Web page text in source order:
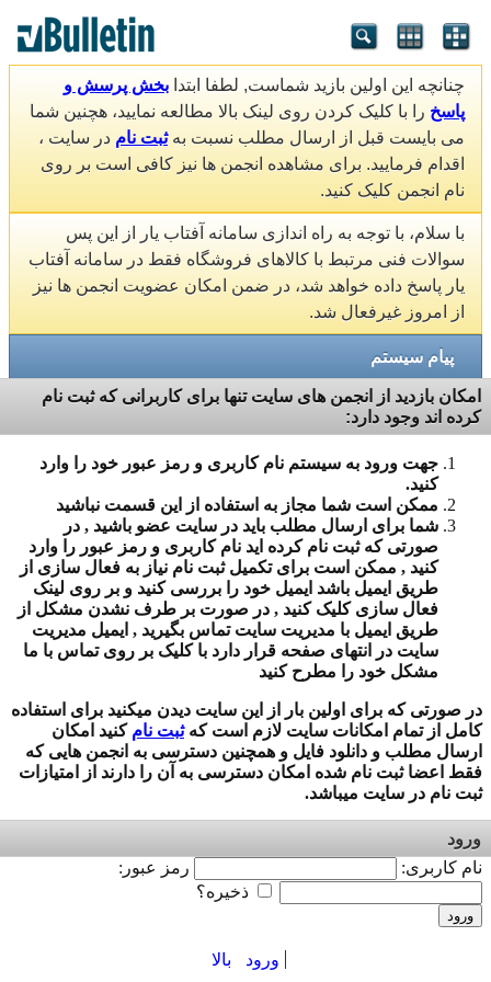
چنانچه این اولین بازید شماست, لطفا ابتدا بخش پرسش و
پاسخ را با کلیک کردن روی لینک بالا مطالعه نمایید، هچنین شما
می بایست قبل از ارسال مطلب نسبت بهثبت نام در سایت ،
اقدام فرمایید. برای مشاهده انجمن ها نیز کافی است بر روی
نام انجمن کلیک کنید.
با سلام، با توجه به راه اندازی سامانه آفتاب یار از این پس
سوالات فنی مرتبط با کالاهای فروشگاه فقط در سامانه آفتاب
یار پاسخ داده خواهد شد، در ضمن امکان عضویت انجمن ها نیز
از امروز غیرفعال شد.
پیام سیستم
امکان بازدید از انجمن های سایت تنها برای کاربرانی که ثبت نام
کرده اند وجود دارد:
جهت ورود به سیستم نام کاربری و رمز عبور خود را وارد
کنید.
ممکن است شما مجاز به استفاده از این قسمت نباشید
شما برای ارسال مطلب باید در سایت عضو باشید , در
صورتی که ثبت نام کرده اید نام کاربری و رمز عبور را وارد
کنید , ممکن است برای تکمیل ثبت نام نیاز به فعال سازی از
طریق ایمیل باشد ایمیل خود را بررسی کنید و بر روی لینک
فعال سازی کلیک کنید , در صورت بر طرف نشدن مشکل از
طریق ایمیل با مدیریت سایت تماس بگیرید , ایمیل مدیریت
سایت در انتهای صفحه قرار دارد با کلیک بر روی تماس با ما
مشکل خود را مطرح کنید
در صورتی که برای اولین بار از این سایت دیدن میکنید برای استفاده
کامل از تمام امکانات سایت لازم است کهثبت نام کنید امکان
ارسال مطلب و دانلود فایل و همچنین دسترسی به انجمن هایی که
فقط اعضا ثبت نام شده امکان دسترسی به آن را دارند از امتیازات
ثبت نام در سایت میباشد.
ورود
نام کاربری:
رمز عبور:
ذخیره؟
ورود
ورود بالا